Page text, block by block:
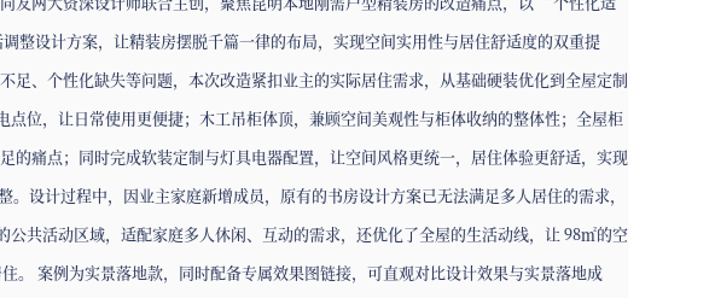
设计方案，让精装房摆脱千篇一律的布局，实现空间实用性与居住舒适度的双重提
、个性化缺失等问题，本次改造紧扣业主的实际居住需求，从基础硬装优化到全屋定制
位，让日常使用更便捷；木工吊柜体顶，兼顾空间美观性与柜体收纳的整体性；全屋柜
痛点；同时完成软装定制与灯具电器配置，让空间风格更统一，居住体验更舒适，实现
计过程中，因业主家庭新增成员，原有的书房设计方案已无法满足多人居住的需求，
共活动区域，适配家庭多人休闲、互动的需求，还优化了全屋的生活动线，让 98㎡的空
案例为实景落地款，同时配备专属效果图链接，可直观对比设计效果与实景落地成